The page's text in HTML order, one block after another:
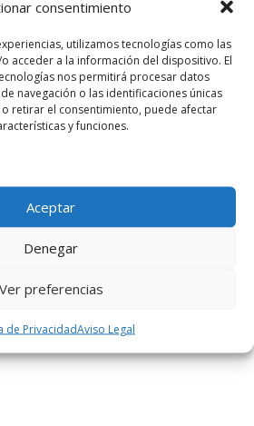
consentimiento
utilizamos tecnologías como las
acceder a la información del dispositivo. El
nos permitirá procesar datos
navegación o las identificaciones únicas
retirar el consentimiento, puede afectar
y funciones.
Aceptar
Denegar
Ver preferencias
de PrivacidadAviso Legal
y TEDxAdventures |
CURSO 5 STARS LEADERSHIP –
– COWORKINGVALENCIA
ley custodia compartida en
AmigoenLA CUSTODIA
análisis de resultados.
enTALLER DE EMAIL